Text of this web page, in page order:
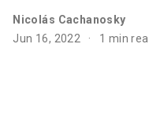
Nicolás Cachanosky
Jun 16, 2022
1 min